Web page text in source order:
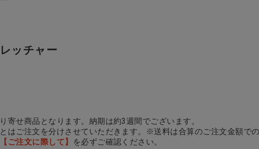
その他院内備品
ッチャー
寄せ商品となります。納期は約3週間でございます。
はご注文を分けさせていただきます。※送料は合算のご注文金額での
【ご注文に際して】 を必ずご確認ください。